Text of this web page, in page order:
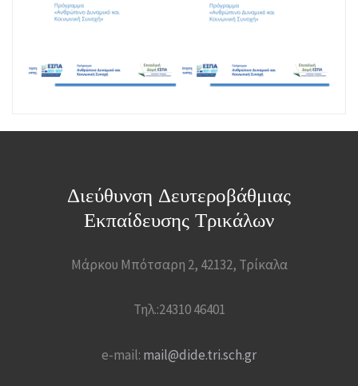
Διεύθυνση Δευτεροβάθμιας
Εκπαίδευσης Τρικάλων
Μάρκου Μπότσαρη 2, 42132, Τρίκαλα
Τηλ.:24310 46401
e-mail: mail@dide.tri.sch.gr